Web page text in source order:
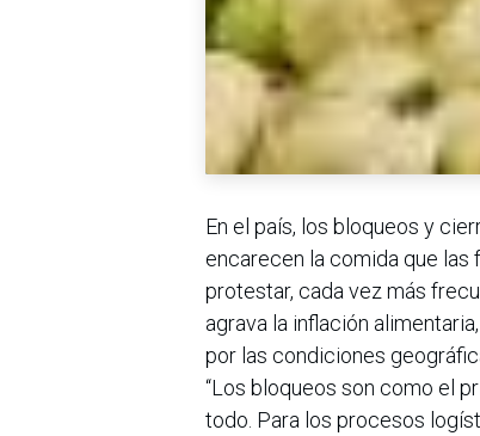
En el país, los bloqueos y
encarecen la comida que las
protestar, cada vez más
agrava la inflación
por las condiciones
“Los bloqueos son como el
todo. Para los procesos